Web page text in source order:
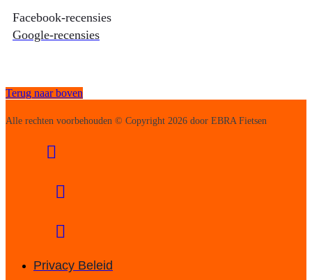
Facebook-recensies
Google-recensies
Terug naar boven
Alle rechten voorbehouden © Copyright 2026 door EBRA Fietsen
Privacy Beleid